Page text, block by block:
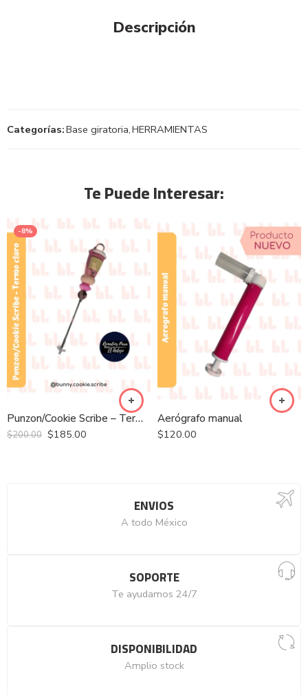
Descripción
Categorías:Base giratoria,HERRAMIENTAS
Te Puede Interesar:
-8%
Punzon/Cookie Scribe – Termo claro
$200.00 $185.00
Aerógrafo manual
$120.00
ENVIOS
A todo México
SOPORTE
Te ayudamos 24/7
DISPONIBILIDAD
Amplio stock